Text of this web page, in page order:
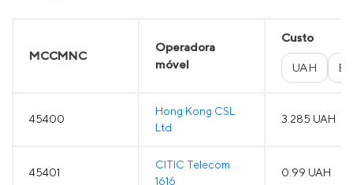
MCCMNC
Operadora
móvel
Custo
UAH
45400
Hong Kong CSL
Ltd
3.285 UAH
45401
CITIC Telecom
1616
0.99 UAH